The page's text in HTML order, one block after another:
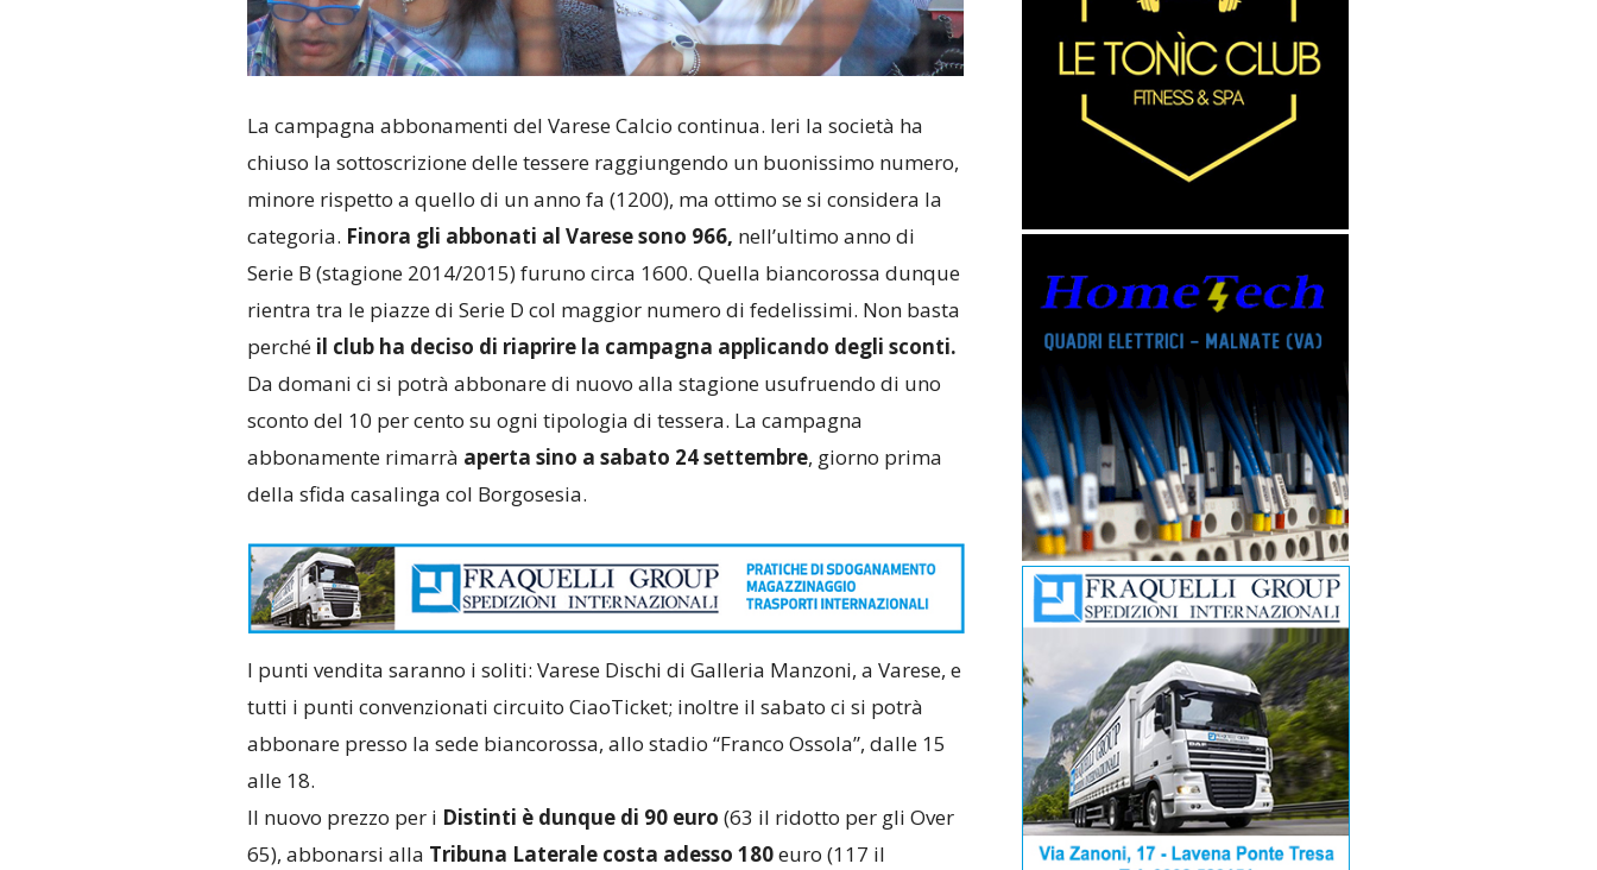
La campagna abbonamenti del Varese Calcio continua. Ieri la società ha
chiuso la sottoscrizione delle tessere raggiungendo un buonissimo numero,
minore rispetto a quello di un anno fa (1200), ma ottimo se si considera la
categoria. Finora gli abbonati al Varese sono 966, nell’ultimo anno di
Serie B (stagione 2014/2015) furuno circa 1600. Quella biancorossa dunque
rientra tra le piazze di Serie D col maggior numero di fedelissimi. Non basta
perché il club ha deciso di riaprire la campagna applicando degli sconti.
Da domani ci si potrà abbonare di nuovo alla stagione usufruendo di uno
sconto del 10 per cento su ogni tipologia di tessera. La campagna
abbonamente rimarrà aperta sino a sabato 24 settembre, giorno prima
della sfida casalinga col Borgosesia.
I punti vendita saranno i soliti: Varese Dischi di Galleria Manzoni, a Varese, e
tutti i punti convenzionati circuito CiaoTicket; inoltre il sabato ci si potrà
abbonare presso la sede biancorossa, allo stadio “Franco Ossola”, dalle 15
alle 18.
Il nuovo prezzo per i Distinti è dunque di 90 euro (63 il ridotto per gli Over
65), abbonarsi alla Tribuna Laterale costa adesso 180euro (117 il